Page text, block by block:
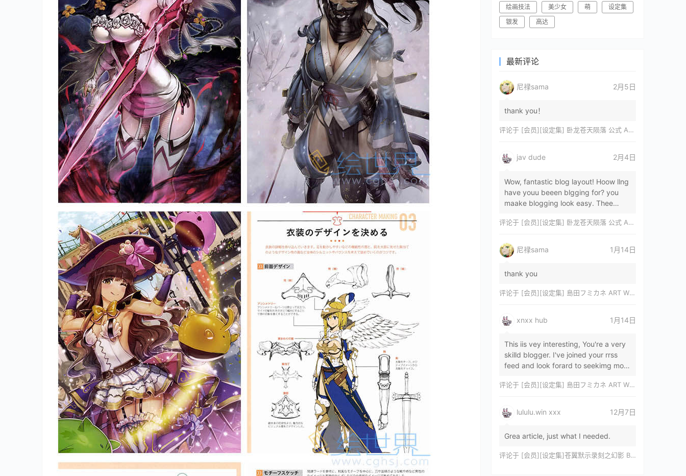
绘画技法
美少女 萌
设定集
银发
高达
最新评论
尼禄sama 2月5日
thank you！
评论于 [会员][设定集] 卧龙苍天陨落 公式 ARTWORKS[DL]
jav dude 2月4日
Wow, fantastic blog layout! Hoow llng
have youu beeen blgging for? you
maake blogging look easy. Thee
magnificent, let…
评论于 [会员][设定集] 卧龙苍天陨落 公式 ARTWORKS[DL]
尼禄sama 1月14日
thank you
评论于 [会员][设定集] 島田フミカネ ART WORKS EXTRA Luminous Witches[DL]
xnxx hub 1月14日
This iis vey interesting, You're a very
skilld blogger. I've joined your rrss
feed and look forard to seekimg mor
评论于 [会员][设定集] 島田フミカネ ART WORKS EXTRA Luminous Witches[DL]
lululu.win xxx 12月7日
Grea article, just what I needed.
评论于 [会员][设定集]苍翼默示录刻之幻影 BLAZBLUE CHRONOPHANTASMA 公式設定資料集II